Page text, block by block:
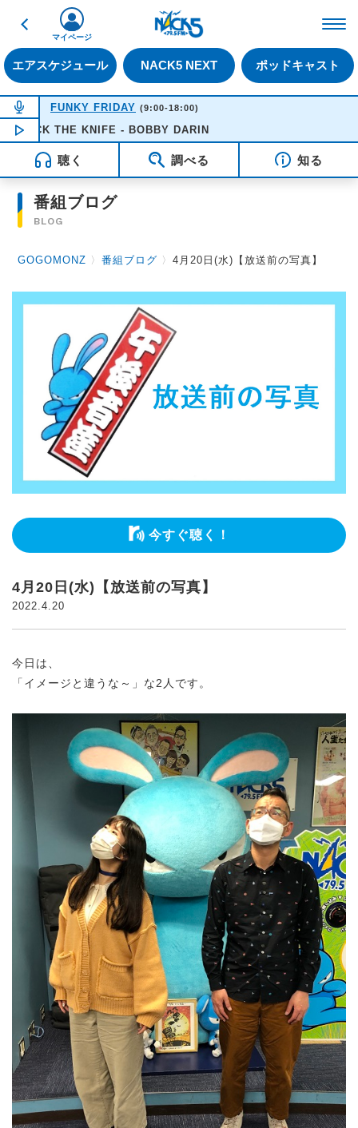
戻る
エアスケジュール NACK5 NEXT ポッドキャスト
マイページ
NOW ON AIR
FUNKY FRIDAY (9:00-18:00)
NOW PLAYING16:51
THE KNIFE - BOBBY DARIN
聴く 調べる 知る
番組ブログ
BLOG
GOGOMONZ 〉番組ブログ 〉4月20日(水)【放送前の写真】
今すぐ聴く！
4月20日(水)【放送前の写真】
2022.4.20
今日は、
「イメージと違うな～」な2人です。